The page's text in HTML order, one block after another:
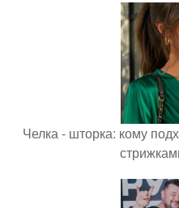
Челка - шторка: кому